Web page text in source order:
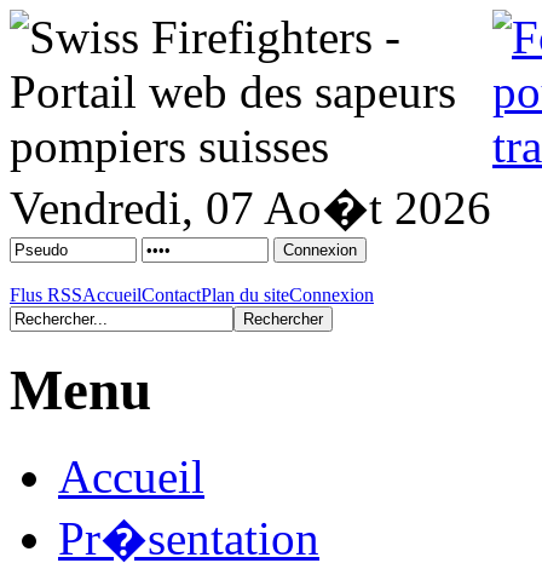
Vendredi, 07 Ao�t 2026
Flus RSSAccueilContactPlan du siteConnexion
Menu
Accueil
Pr�sentation